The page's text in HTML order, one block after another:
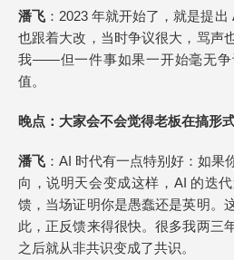
潘飞 ：2023 年就开始了，就是提
也跟着大改，当时争议很大，骂声
我——但一件事如果一开始毫无争
值。
晚点 ：大家会不会觉得老板在搞形
潘飞 ：AI 时代有一点特别好：如果
向，说明天会变成这样，AI 的迭
馈，当场证明你是愚蠢还是英明。
此，正反馈来得很快。很多我两三
之后就从非共识变成了共识。